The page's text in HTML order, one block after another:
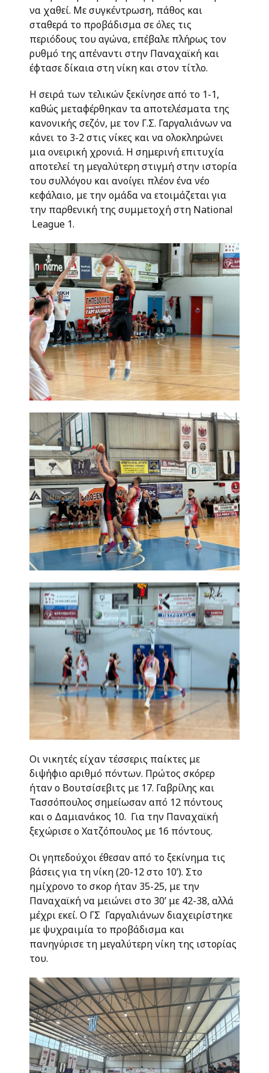
να χαθεί. Με συγκέντρωση, πάθος και
σταθερά το προβάδισμα σε όλες τις
περιόδους του αγώνα, επέβαλε πλήρως τον
ρυθμό της απέναντι στην Παναχαϊκή και
έφτασε δίκαια στη νίκη και στον τίτλο.
Η σειρά των τελικών ξεκίνησε από το 1-1,
καθώς μεταφέρθηκαν τα αποτελέσματα της
κανονικής σεζόν, με τον Γ.Σ. Γαργαλιάνων να
κάνει το 3-2 στις νίκες και να ολοκληρώνει
μια ονειρική χρονιά. Η σημερινή επιτυχία
αποτελεί τη μεγαλύτερη στιγμή στην ιστορία
του συλλόγου και ανοίγει πλέον ένα νέο
κεφάλαιο, με την ομάδα να ετοιμάζεται για
την παρθενική της συμμετοχή στη National
League 1.
Οι νικητές είχαν τέσσερις παίκτες με
διψήφιο αριθμό πόντων. Πρώτος σκόρερ
ήταν ο Βουτσίσεβιτς με 17. Γαβρίλης και
Τασσόπουλος σημείωσαν από 12 πόντους
και ο Δαμιανάκος 10. Για την Παναχαϊκή
ξεχώρισε ο Χατζόπουλος με 16 πόντους.
Οι γηπεδούχοι έθεσαν από το ξεκίνημα τις
βάσεις για τη νίκη (20-12 στο 10’). Στο
ημίχρονο το σκορ ήταν 35-25, με την
Παναχαϊκή να μειώνει στο 30’ με 42-38, αλλά
μέχρι εκεί. Ο ΓΣ Γαργαλιάνων διαχειρίστηκε
με ψυχραιμία το προβάδισμα και
πανηγύρισε τη μεγαλύτερη νίκη της ιστορίας
του.